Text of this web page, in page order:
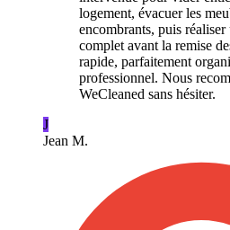
logement, évacuer les
encombrants, puis
complet avant la remise
rapide, parfaitement
professionnel. Nous
WeCleaned sans hésiter.
J
Jean M.